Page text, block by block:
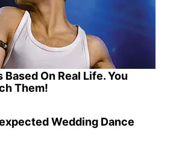
On Real Life. You
Them!
Wedding Dance